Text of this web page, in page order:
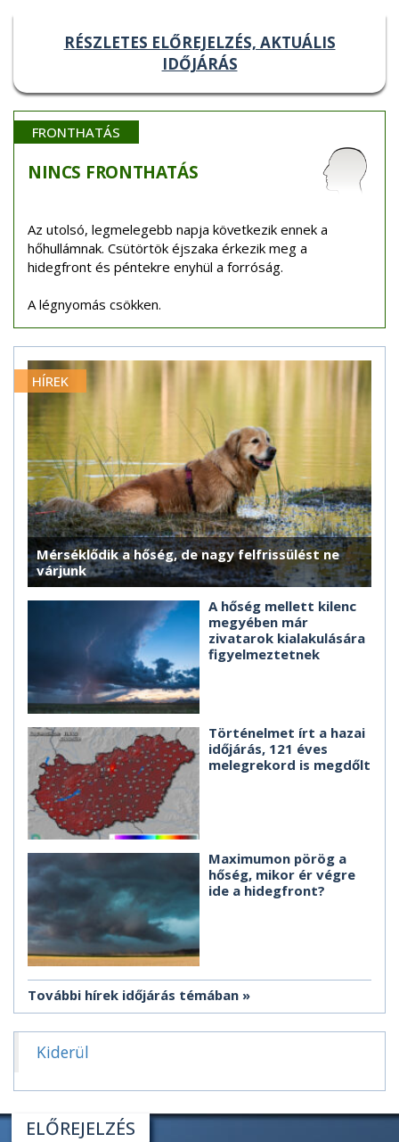
RÉSZLETES ELŐREJELZÉS, AKTUÁLIS
IDŐJÁRÁS
FRONTHATÁS
NINCS FRONTHATÁS
Az utolsó, legmelegebb napja következik ennek a
hőhullámnak. Csütörtök éjszaka érkezik meg a
hidegfront és péntekre enyhül a forróság.
A légnyomás csökken.
HÍREK
Mérséklődik a hőség, de nagy felfrissülést ne
várjunk
A hőség mellett kilenc
megyében már
zivatarok kialakulására
figyelmeztetnek
Történelmet írt a hazai
időjárás, 121 éves
melegrekord is megdőlt
Maximumon pörög a
hőség, mikor ér végre
ide a hidegfront?
További hírek időjárás témában
Kiderül
ELŐREJELZÉS